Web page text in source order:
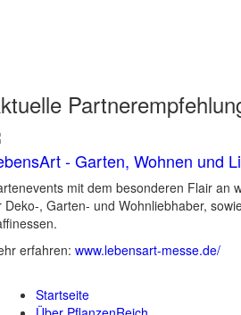
- Garten, Wohnen und
mit dem besonderen Flair an
Deko-, Garten- und Wohnliebhaber,
erfahren: www.lebensart-messe.de/
Startseite